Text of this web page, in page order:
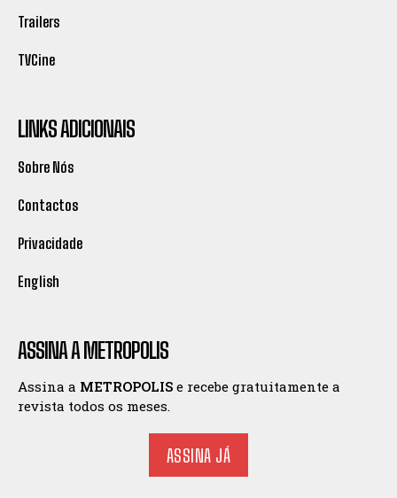
Trailers
TVCine
LINKS ADICIONAIS
Sobre Nós
Contactos
Privacidade
English
ASSINA A METROPOLIS
Assina a METROPOLIS e recebe gratuitamente a
revista todos os meses.
ASSINA JÁ